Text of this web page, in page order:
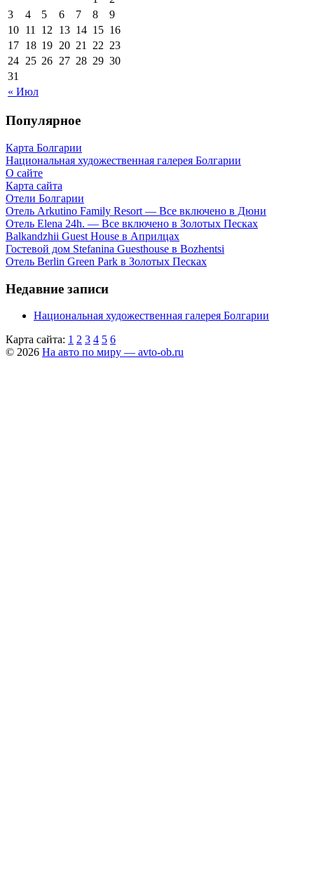
« Июл
3
4 5 6 7 8
9
10 11 12 13 14 15 16
17 18 19 20 21 22 23
24 25 26 27 28 29 30
31
Популярное
Карта Болгарии
Национальная художественная галерея Болгарии
О сайте
Карта сайта
Отели Болгарии
Отель Arkutino Family Resort — Все включено в Дюни
Отель Elena 24h. — Все включено в Золотых Песках
Balkandzhii Guest House в Априлцах
Гостевой дом Stefanina Guesthouse в Bozhentsi
Отель Berlin Green Park в Золотых Песках
Недавние записи
Национальная художественная галерея Болгарии
Карта сайта: 1 2 3 4 5 6
© 2026 На авто по миру — avto-ob.ru